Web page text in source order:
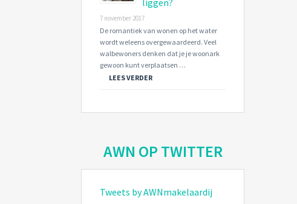
liggen?
7 november 2017
De romantiek van wonen op het water
wordt weleens overgewaardeerd. Veel
walbewoners denken dat je je woonark
gewoon kunt verplaatsen …
LEES VERDER
AWN OP TWITTER
Tweets by AWNmakelaardij